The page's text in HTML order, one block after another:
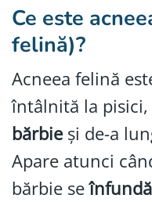
Ce este
felină)?
Acneea felină
întâlnită la pisici,
bărbieși de-a
Apare atunci
bărbie se